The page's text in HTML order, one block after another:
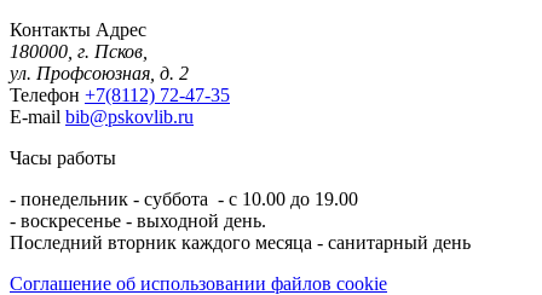
Контакты Адрес
180000, г. Псков,
ул. Профсоюзная, д. 2
Телефон +7(8112) 72-47-35
E-mail bib@pskovlib.ru
Часы работы
- понедельник - суббота - с 10.00 до 19.00
- воскресенье - выходной день.
Последний вторник каждого месяца - санитарный день
Соглашение об использовании файлов cookie